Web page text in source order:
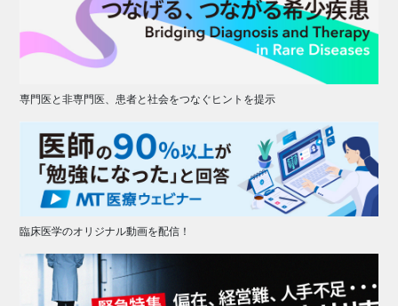
専門医と非専門医、患者と社会をつなぐヒントを提示
臨床医学のオリジナル動画を配信！